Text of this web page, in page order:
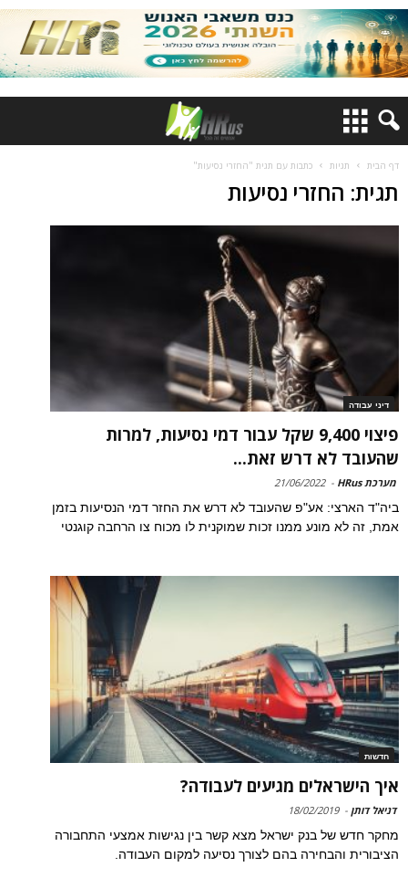
דף הבית תגיות כתבות עם תגית "החזרי נסיעות"
תגית: החזרי נסיעות
דיני עבודה
פיצוי 9,400 שקל עבור דמי נסיעות, למרות
שהעובד לא דרש זאת...
מערכת HRus -
21/06/2022
ביה"ד הארצי: אע"פ שהעובד לא דרש את החזר דמי הנסיעות בזמן
אמת, זה לא מונע ממנו זכות שמוקנית לו מכוח צו הרחבה קוגנטי
חדשות
איך הישראלים מגיעים לעבודה?
דניאל דותן -
18/02/2019
מחקר חדש של בנק ישראל מצא קשר בין נגישות אמצעי התחבורה
הציבורית והבחירה בהם לצורך נסיעה למקום העבודה.